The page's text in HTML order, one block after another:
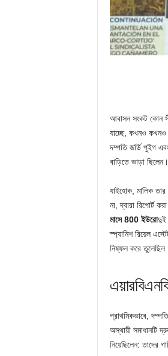
আবাসন সংকট কোন
যাচ্ছে, কখনও কখনও
দম্পতি জর্ডি পুইগ
বাড়িতে ভাড়া ছিলেন।
যাইহোক, মালিক তার
না, দ্বারা রিপোর্ট
মাসে 800 ইউরোদুই
স্প্যানিশ রিয়েল
নিষ্ফল করে
প্রাথমিকভাবে,
অস্থায়ী সমাধানটি
নিয়েছিলেন: তাদের